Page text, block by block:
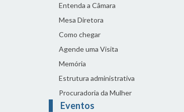
Entenda a Câmara
Mesa Diretora
Como chegar
Agende uma Visita
Memória
Estrutura administrativa
Procuradoria da Mulher
Eventos